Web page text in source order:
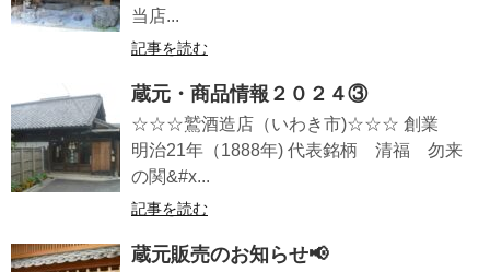
当店...
記事を読む
蔵元・商品情報２０２４③
☆☆☆鷲酒造店（いわき市)☆☆☆ 創業
明治21年（1888年) 代表銘柄 清福 勿来
の関&#x...
記事を読む
蔵元販売のお知らせ📢